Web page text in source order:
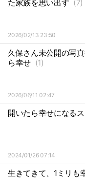
た家族を思い出す (7)
2026/02/13 23:50
久保さん未公開の写
ら幸せ (1)
2026/06/11 02:47
開いたら幸せになる
2024/01/26 07:14
生きてきて、1ミリも